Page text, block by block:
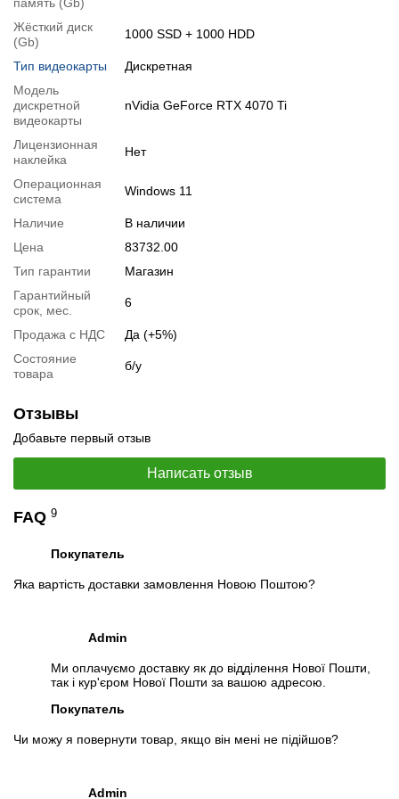
Спецификация видеокарты:
Тестирование видеокарты:
Отслеживать в Instagram
Отслеживать на Facebook
Жёсткий диск
(Gb)
1000 SSD + 1000 HDD
Тип видеокарты
Дискретная
Модель
дискретной
видеокарты
nVidia GeForce RTX 4070 Ti
Лицензионная
наклейка
Нет
Операционная
система
Windows 11
Наличие
В наличии
Цена
83732.00
Тип гарантии
Магазин
Гарантийный
срок, мес.
6
Продажа с НДС
Да (+5%)
Состояние
товара
б/у
Отзывы
Добавьте первый отзыв
Написать отзыв
FAQ 9
Покупатель
Яка вартість доставки замовлення Новою Поштою?
Admin
Ми оплачуємо доставку як до відділення Нової Пошти,
так і кур'єром Нової Пошти за вашою адресою.
Покупатель
Чи можу я повернути товар, якщо він мені не підійшов?
Admin